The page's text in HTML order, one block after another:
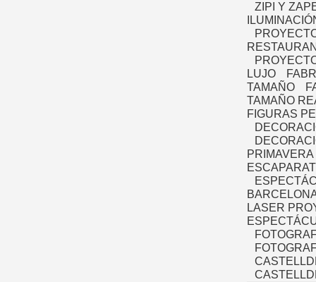
ZIPI Y
LUJO
TAMAÑO
TAMAÑO
FIGURAS
PRIMAVERA
LASER